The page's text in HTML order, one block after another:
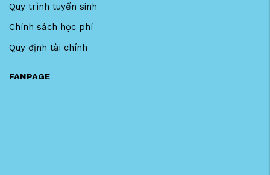
Quy trình tuyển sinh
Chính sách học phí
Quy định tài chính
FANPAGE